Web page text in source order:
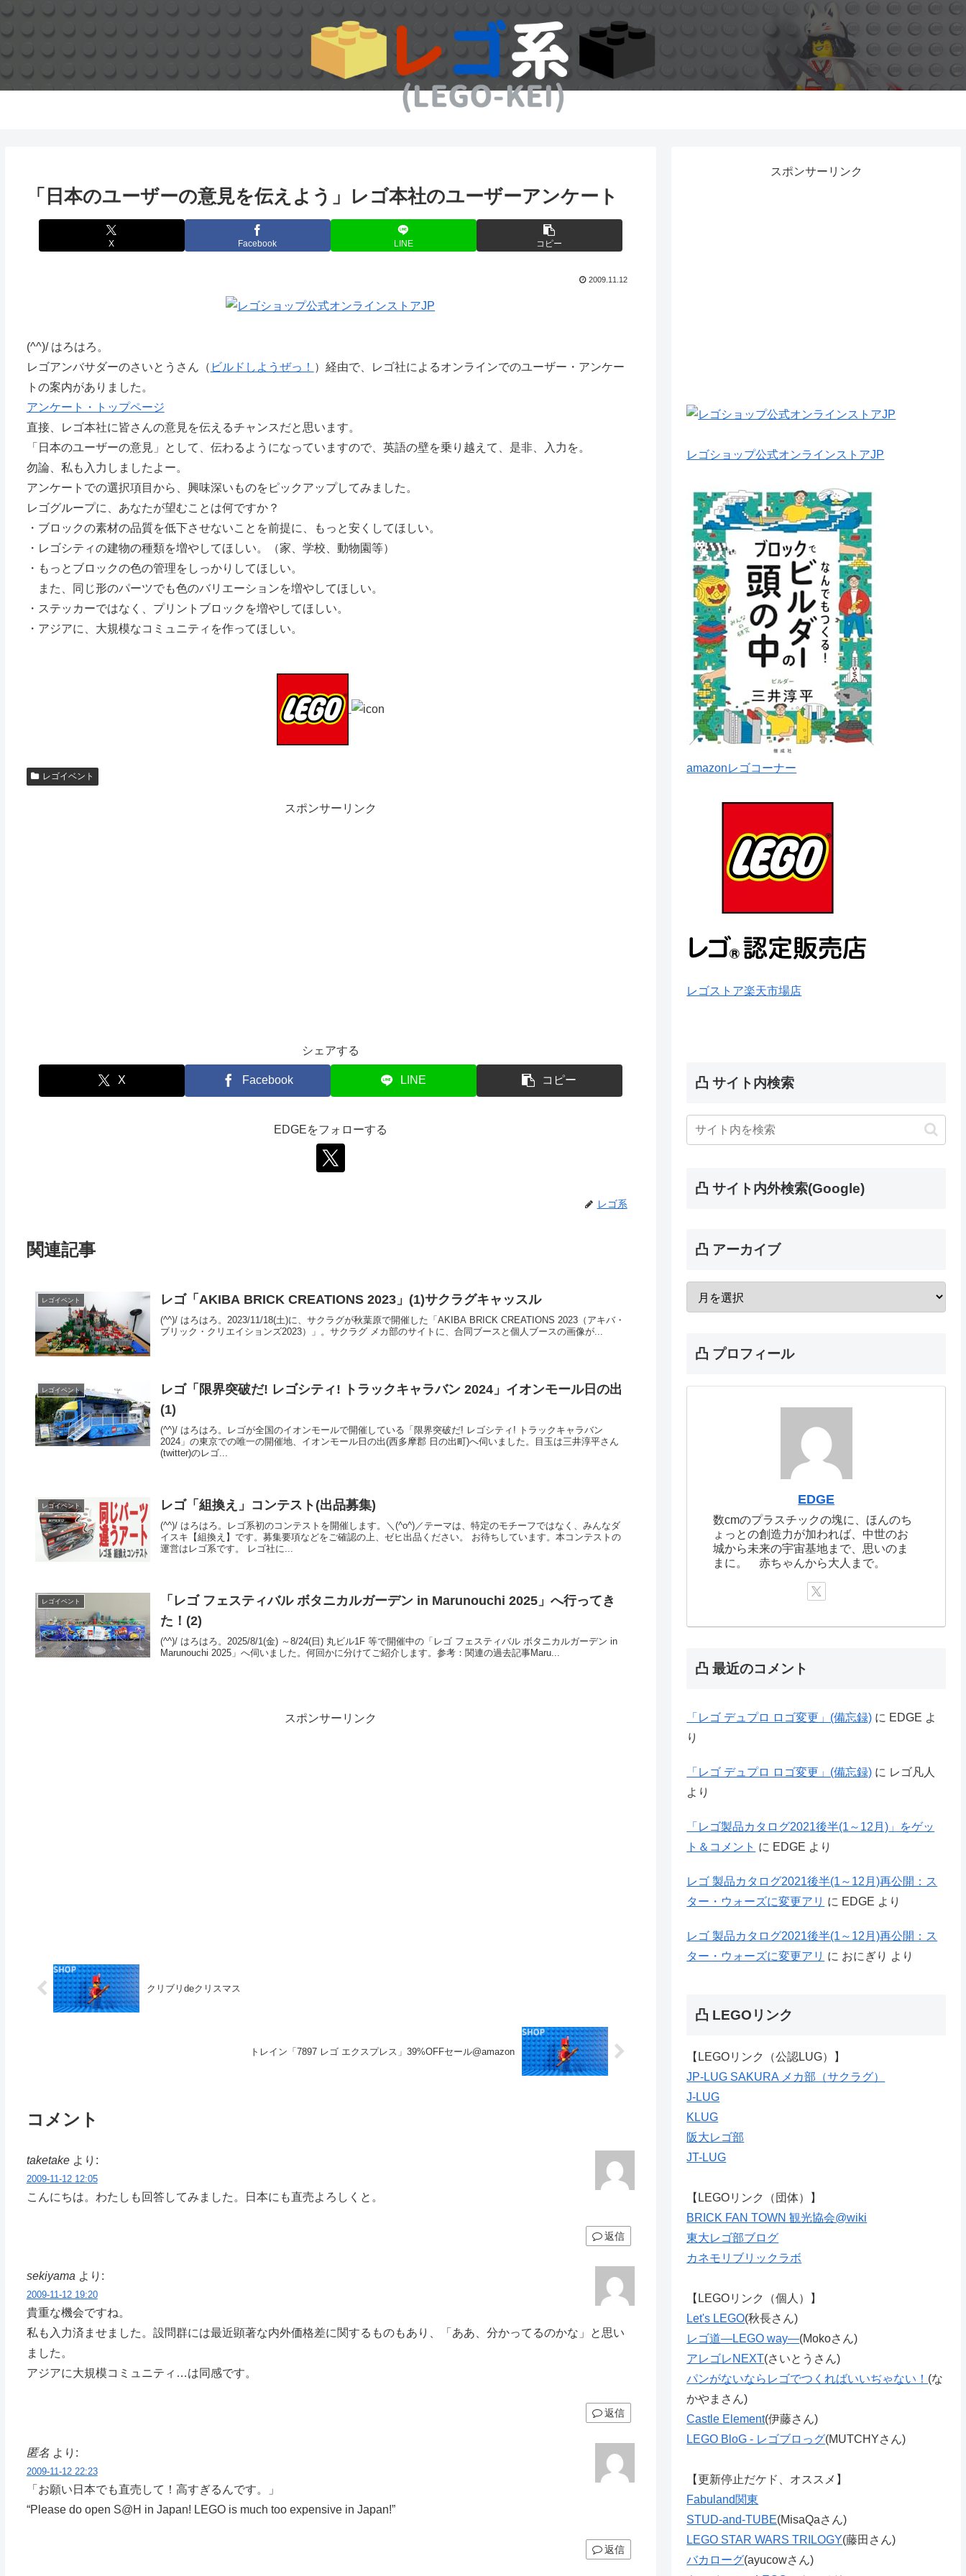
「日本のユーザーの意見を伝えよう」レゴ本社のユーザーアンケート
X Facebook LINE コピー
2009.11.12
(^^)/ はろはろ。
レゴアンバサダーのさいとうさん（ ビルドしようぜっ！ ）経由で、レゴ社によるオンラインでのユーザー・アンケー
トの案内がありました。
アンケート・トップページ
直接、レゴ本社に皆さんの意見を伝えるチャンスだと思います。
「日本のユーザーの意見」として、伝わるようになっていますので、英語の壁を乗り越えて、是非、入力を。
勿論、私も入力しましたよー。
アンケートでの選択項目から、興味深いものをピックアップしてみました。
レゴグループに、あなたが望むことは何ですか？
・ブロックの素材の品質を低下させないことを前提に、もっと安くしてほしい。
・レゴシティの建物の種類を増やしてほしい。（家、学校、動物園等）
・もっとブロックの色の管理をしっかりしてほしい。
また、同じ形のパーツでも色のバリエーションを増やしてほしい。
・ステッカーではなく、プリントブロックを増やしてほしい。
・アジアに、大規模なコミュニティを作ってほしい。
レゴイベント
スポンサーリンク
シェアする
X Facebook LINE コピー
EDGEをフォローする
レゴ系
関連記事
レゴイベント レゴ「AKIBA BRICK CREATIONS 2023」(1)サクラグキャッスル
(^^)/ はろはろ。2023/11/18(土)に、サクラグが秋葉原で開催した「AKIBA BRICK CREATIONS 2023（アキバ・
ブリック・クリエイションズ2023）」。サクラグ メカ部のサイトに、合同ブースと個人ブースの画像が...
レゴイベント
レゴ「限界突破だ! レゴシティ! トラックキャラバン 2024」イオンモール日の出
(1)
(^^)/ はろはろ。レゴが全国のイオンモールで開催している「限界突破だ! レゴシティ! トラックキャラバン
2024」の東京での唯一の開催地、イオンモール日の出(西多摩郡 日の出町)へ伺いました。目玉は三井淳平さん
(twitter)のレゴ...
レゴイベント レゴ「組換え」コンテスト(出品募集)
(^^)/ はろはろ。レゴ系初のコンテストを開催します。＼(^o^)／テーマは、特定のモチーフではなく、みんなダ
イスキ【組換え】です。募集要項などをご確認の上、ゼヒ出品ください。 お待ちしています。本コンテストの
運営はレゴ系です。 レゴ社に...
レゴイベント
「レゴ フェスティバル ボタニカルガーデン in Marunouchi 2025」へ行ってき
た！(2)
(^^)/ はろはろ。2025/8/1(金) ～8/24(日) 丸ビル1F 等で開催中の「レゴ フェスティバル ボタニカルガーデン in
Marunouchi 2025」へ伺いました。何回かに分けてご紹介します。参考：関連の過去記事Maru...
スポンサーリンク
クリブリdeクリスマス
トレイン「7897 レゴ エクスプレス」39%OFFセール@amazon
コメント
taketake より:
2009-11-12 12:05
こんにちは。わたしも回答してみました。日本にも直売よろしくと。
返信
sekiyama より:
2009-11-12 19:20
貴重な機会ですね。
私も入力済ませました。設問群には最近顕著な内外価格差に関するものもあり、「ああ、分かってるのかな」と思い
ました。
アジアに大規模コミュニティ…は同感です。
返信
匿名 より:
2009-11-12 22:23
「お願い日本でも直売して！高すぎるんです。」
“Please do open S@H in Japan! LEGO is much too expensive in Japan!”
返信
スポンサーリンク
レゴショップ公式オンラインストアJP
amazonレゴコーナー
レゴストア楽天市場店
凸 サイト内検索
凸 サイト内外検索(Google)
凸 アーカイブ
凸 プロフィール
EDGE
数cmのプラスチックの塊に、ほんのち
ょっとの創造力が加われば、中世のお
城から未来の宇宙基地まで、思いのま
まに。 赤ちゃんから大人まで。
凸 最近のコメント
「レゴ デュプロ ロゴ変更」(備忘録) に EDGE よ
り
「レゴ デュプロ ロゴ変更」(備忘録) に レゴ凡人
より
「レゴ製品カタログ2021後半(1～12月)」をゲッ
ト＆コメント に EDGE より
レゴ 製品カタログ2021後半(1～12月)再公開：ス
ター・ウォーズに変更アリ に EDGE より
レゴ 製品カタログ2021後半(1～12月)再公開：ス
ター・ウォーズに変更アリ に おにぎり より
凸 LEGOリンク
【LEGOリンク（公認LUG）】
JP-LUG SAKURA メカ部（サクラグ）
J-LUG
KLUG
阪大レゴ部
JT-LUG
【LEGOリンク（団体）】
BRICK FAN TOWN 観光協会@wiki
東大レゴ部ブログ
カネモリブリックラボ
【LEGOリンク（個人）】
Let's LEGO(秋長さん)
レゴ道―LEGO way―(Mokoさん)
アレゴレNEXT(さいとうさん)
パンがないならレゴでつくればいいぢゃない！ (な
かやまさん)
Castle Element(伊藤さん)
LEGO BloG - レゴブロっグ(MUTCHYさん)
【更新停止だケド、オススメ】
Fabuland関東
STUD-and-TUBE(MisaQaさん)
LEGO STAR WARS TRILOGY(藤田さん)
バカローグ(ayucowさん)